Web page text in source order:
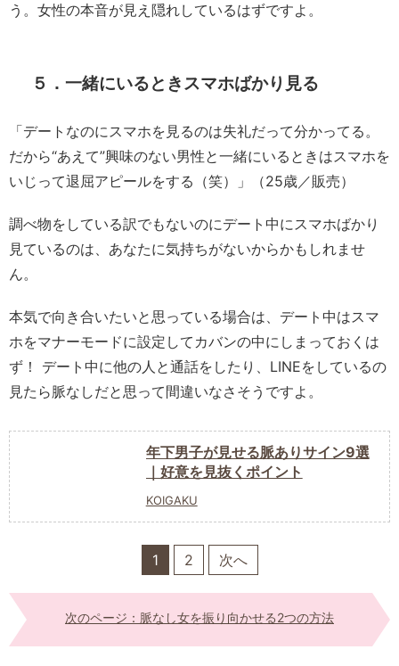
う。女性の本音が見え隠れしているはずですよ。
５．一緒にいるときスマホばかり見る
「デートなのにスマホを見るのは失礼だって分かってる。
だから“あえて”興味のない男性と一緒にいるときはスマホを
いじって退屈アピールをする（笑）」（25歳／販売）
調べ物をしている訳でもないのにデート中にスマホばかり
見ているのは、あなたに気持ちがないからかもしれませ
ん。
本気で向き合いたいと思っている場合は、デート中はスマ
ホをマナーモードに設定してカバンの中にしまっておくは
ず！ デート中に他の人と通話をしたり、LINEをしているの
見たら脈なしだと思って間違いなさそうですよ。
年下男子が見せる脈ありサイン9選
｜好意を見抜くポイント
KOIGAKU
1 2 次へ
次のページ：脈なし女を振り向かせる2つの方法